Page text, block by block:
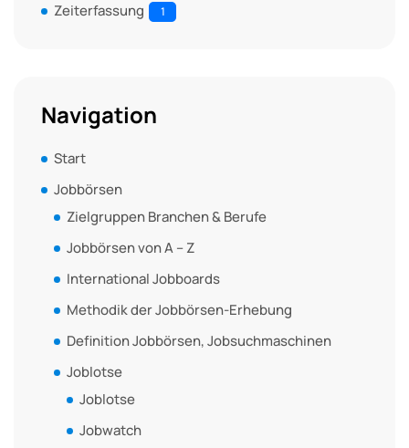
Zeiterfassung 1
Navigation
Start
Jobbörsen
Zielgruppen Branchen & Berufe
Jobbörsen von A – Z
International Jobboards
Methodik der Jobbörsen-Erhebung
Definition Jobbörsen, Jobsuchmaschinen
Joblotse
Joblotse
Jobwatch